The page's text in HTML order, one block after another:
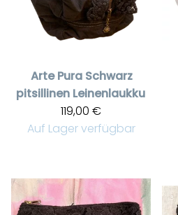
Arte Pura Schwarz
pitsillinen Leinenlaukku
119,00 €
Auf Lager verfügbar